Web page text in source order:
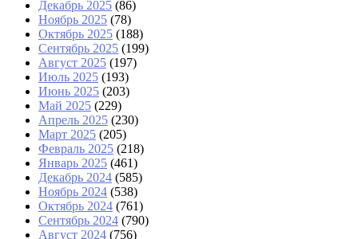
Декабрь 2025 (86)
Ноябрь 2025 (78)
Октябрь 2025 (188)
Сентябрь 2025 (199)
Август 2025 (197)
Июль 2025 (193)
Июнь 2025 (203)
Май 2025 (229)
Апрель 2025 (230)
Март 2025 (205)
Февраль 2025 (218)
Январь 2025 (461)
Декабрь 2024 (585)
Ноябрь 2024 (538)
Октябрь 2024 (761)
Сентябрь 2024 (790)
Август 2024 (756)